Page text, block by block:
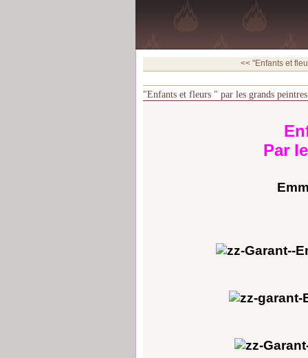
<< "Enfants et
"Enfants et fleurs " par les grands
Par